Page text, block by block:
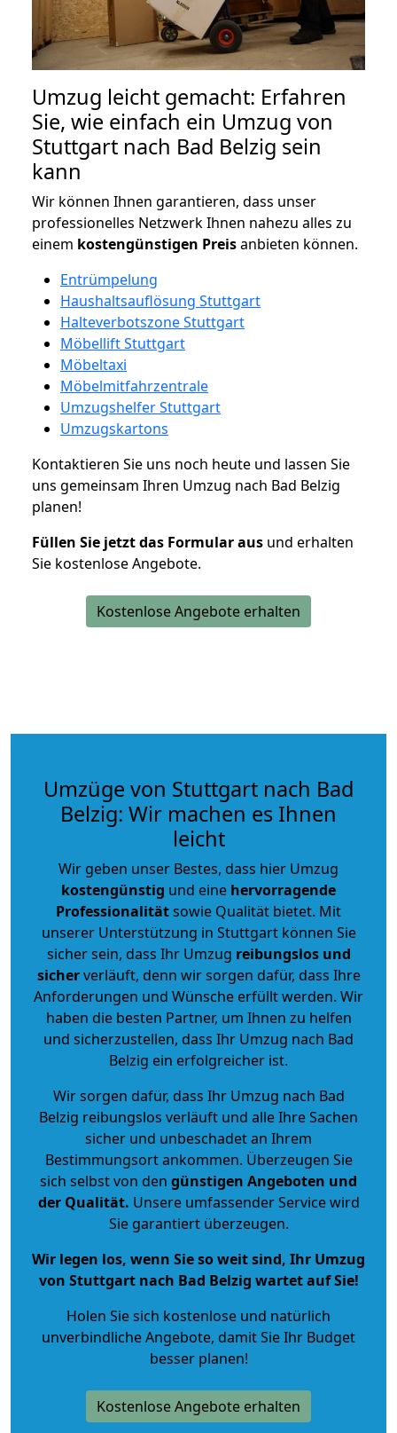
Umzug leicht gemacht: Erfahren
Sie, wie einfach ein Umzug von
Stuttgart nach Bad Belzig sein
kann
Wir können Ihnen garantieren, dass unser
professionelles Netzwerk Ihnen nahezu alles zu
einem kostengünstigen Preisanbieten können.
Entrümpelung
Haushaltsauflösung Stuttgart
Halteverbotszone Stuttgart
Möbellift Stuttgart
Möbeltaxi
Möbelmitfahrzentrale
Umzugshelfer Stuttgart
Umzugskartons
Kontaktieren Sie uns noch heute und lassen Sie
uns gemeinsam Ihren Umzug nach Bad Belzig
planen!
Füllen Sie jetzt das Formular aus und erhalten
Sie kostenlose Angebote.
Kostenlose Angebote erhalten
Umzüge von Stuttgart nach Bad
Belzig: Wir machen es Ihnen
leicht
Wir geben unser Bestes, dass hier Umzug
kostengünstig und eine hervorragende
Professionalitätsowie Qualität bietet. Mit
unserer Unterstützung in Stuttgart können Sie
sicher sein, dass Ihr Umzug reibungslos und
sicherverläuft, denn wir sorgen dafür, dass Ihre
Anforderungen und Wünsche erfüllt werden. Wir
haben die besten Partner, um Ihnen zu helfen
und sicherzustellen, dass Ihr Umzug nach Bad
Belzig ein erfolgreicher ist.
Wir sorgen dafür, dass Ihr Umzug nach Bad
Belzig reibungslos verläuft und alle Ihre Sachen
sicher und unbeschadet an Ihrem
Bestimmungsort ankommen. Überzeugen Sie
sich selbst von den günstigen Angeboten und
der Qualität. Unsere umfassender Service wird
Sie garantiert überzeugen.
Wir legen los, wenn Sie so weit sind, Ihr Umzug
von Stuttgart nach Bad Belzig wartet auf Sie!
Holen Sie sich kostenlose und natürlich
unverbindliche Angebote, damit Sie Ihr Budget
besser planen!
Kostenlose Angebote erhalten